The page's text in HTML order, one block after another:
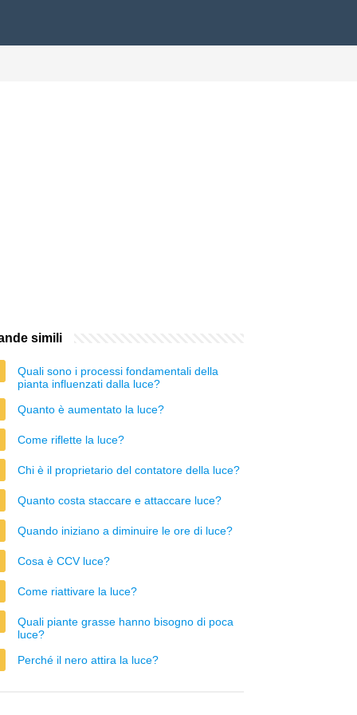
simili
Quali sono i processi fondamentali della
pianta influenzati dalla luce?
Quanto è aumentato la luce?
Come riflette la luce?
Chi è il proprietario del contatore della luce?
Quanto costa staccare e attaccare luce?
Quando iniziano a diminuire le ore di luce?
Cosa è CCV luce?
Come riattivare la luce?
Quali piante grasse hanno bisogno di poca
luce?
Perché il nero attira la luce?